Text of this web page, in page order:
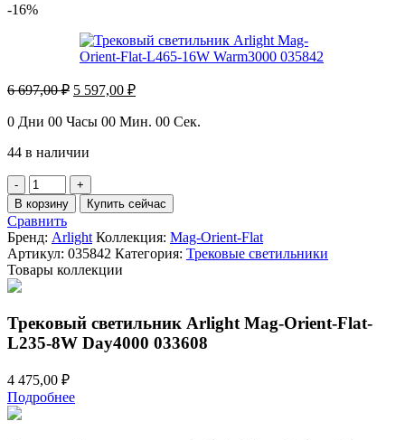
-16%
6 697,00₽ Первоначальная
составляла
697,00 ₽.
5 597,00 ₽Текущая
5
0 Дни 00 Часы 00 Мин. 00 Сек.
44 в наличии
Количество
товара
Трековый
светильник
Arlight
Mag-
Orient-
16W
Warm3000
В корзину Купить сейчас
Сравнить
Бренд: Arlight Коллекция: Mag-Orient-Flat
Артикул: 035842 Категория: Трековые светильники
Товары коллекции
Трековый светильник Arlight Mag-Orient-Flat-
L235-8W Day4000 033608
4 475,00 ₽
Подробнее